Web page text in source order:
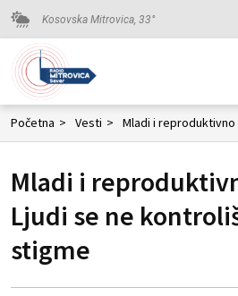
Kosovska Mitrovica, 33°
Početna > Vesti >
Mladi i
Ljudi se ne
stigme